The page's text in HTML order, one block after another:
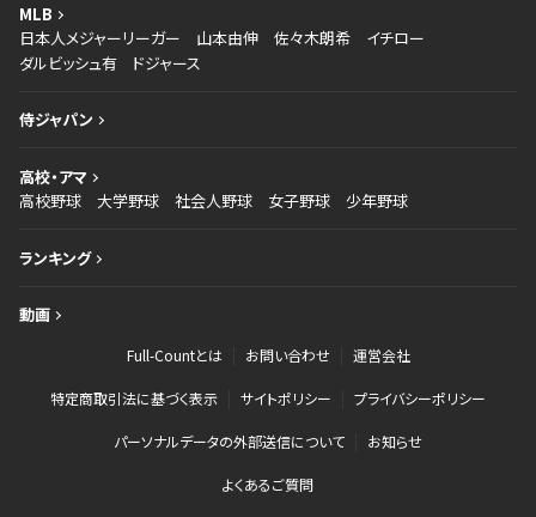
MLB
日本人メジャーリーガー
山本由伸 佐々木朗希
イチロー
ダルビッシュ有
ドジャース
侍ジャパン
高校・アマ
高校野球
大学野球 社会人野球 女子野球 少年野球
ランキング
動画
Full-Countとは お問い合わせ 運営会社
特定商取引法に基づく表示 サイトポリシー プライバシーポリシー
パーソナルデータの外部送信について お知らせ
よくあるご質問